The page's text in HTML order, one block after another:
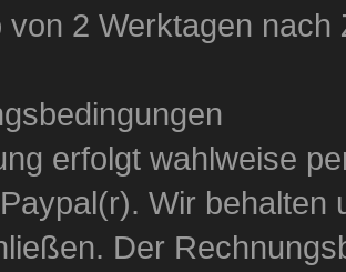
von 2 Werktagen
erfolgt wahlweise
Wir behalten
Der